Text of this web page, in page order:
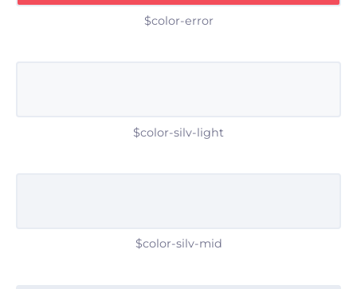
$color-error
$color-silv-light
$color-silv-mid